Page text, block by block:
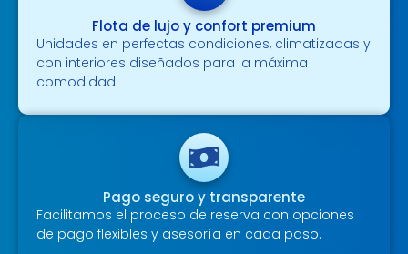
Flota de lujo y confort premium
Unidades en perfectas condiciones, climatizadas y
con interiores diseñados para la máxima
comodidad.
Pago seguro y transparente
Facilitamos el proceso de reserva con opciones
de pago flexibles y asesoría en cada paso.